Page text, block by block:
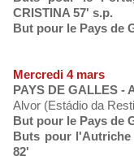
CRISTINA 57' s.p.
But pour le Pays de
Mercredi 4 mars
PAYS DE GALLES -
Alvor (Estádio da
But pour le Pays de
Buts pour l'Autriche
82'